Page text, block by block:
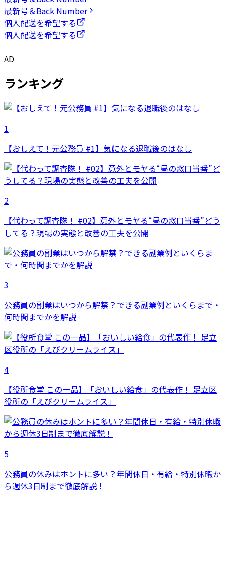
最新号＆Back Number
個人配送を希望する
個人配送を希望する
AD
ランキング
1
【おしえて！元公務員 #1】気になる退職後のはなし
2
【代わって調査隊！ #02】意外とモヤる“昼の窓口当番”どう
してる？現場の実態と改善の工夫を公開
3
公務員の副業はいつから解禁？できる副業例といくらまで・
何時間までかを解説
4
【役所食堂 この一品】「おいしい給食」の代表作！ 足立区
役所の「えびクリームライス」
5
公務員の休みはホントに多い？年間休日・有給・特別休暇か
ら週休3日制まで徹底解説！